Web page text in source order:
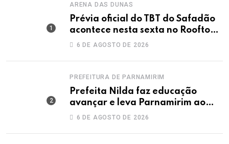
ARENA DAS DUNAS
Prévia oficial do TBT do Safadão
acontece nesta sexta no Rooftop
Dunas
6 DE AGOSTO DE 2026
PREFEITURA DE PARNAMIRIM
Prefeita Nilda faz educação
avançar e leva Parnamirim ao
maior IDEB da história dos anos
6 DE AGOSTO DE 2026